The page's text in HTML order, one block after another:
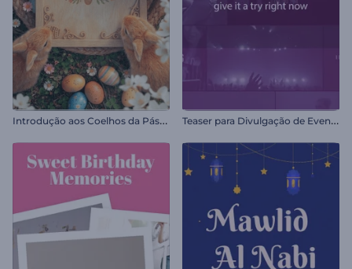
I
ntrodução aos Coelhos da Páscoa Realistas T
easer para Divulgação de Eventos